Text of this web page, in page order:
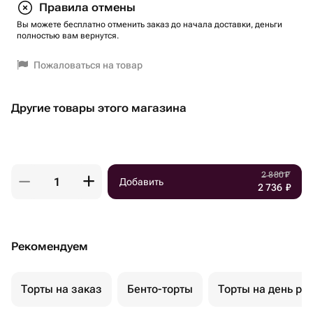
Правила отмены
Вы можете бесплатно отменить заказ до начала доставки, деньги
полностью вам вернутся.
Пожаловаться на товар
Другие товары этого магазина
Добавить
2 880₽
2 736 ₽
Рекомендуем
Торты на заказ Бенто-торты Торты на день